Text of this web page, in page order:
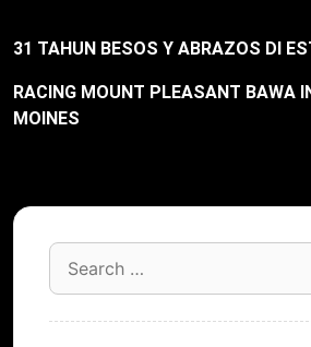
31 TAHUN BESOS Y ABRAZOS DI
RACING MOUNT PLEASANT BAWA
MOINES
Search
for: